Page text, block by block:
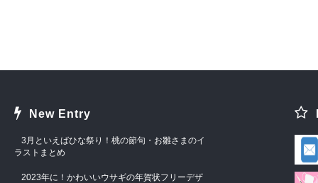
New Entry
3月といえばひな祭り！桃の節句・お雛さまのイ
ラストまとめ
2023年に！かわいいウサギの年賀状フリーデザ